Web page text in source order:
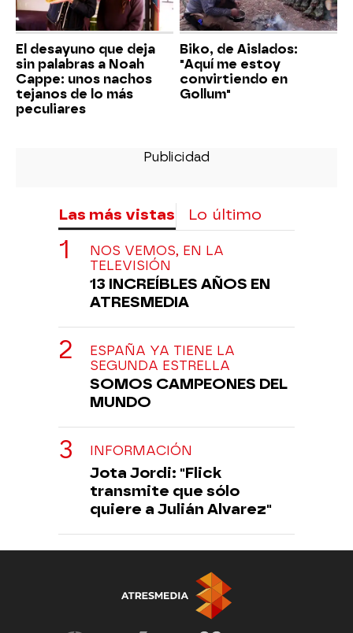
El desayuno que deja
sin palabras a Noah
Cappe: unos nachos
tejanos de lo más
peculiares
Biko, de Aislados:
"Aquí me estoy
convirtiendo en
Gollum"
Las más vistas Lo último
NOS VEMOS, EN LA
TELEVISIÓN
13 INCREÍBLES AÑOS EN
ATRESMEDIA
ESPAÑA YA TIENE LA
SEGUNDA ESTRELLA
SOMOS CAMPEONES DEL
MUNDO
INFORMACIÓN
Jota Jordi: "Flick
transmite que sólo
quiere a Julián Alvarez"